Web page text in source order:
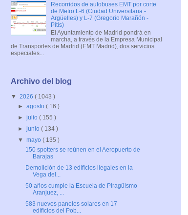
Recorridos de autobuses EMT por corte
de Metro L-6 (Ciudad Universitaria -
Argüelles) y L-7 (Gregorio Marañón -
Pitis)
El Ayuntamiento de Madrid pondrá en
marcha, a través de la Empresa Municipal
de Transportes de Madrid (EMT Madrid), dos servicios
especiales...
Archivo del blog
▼ 2026 ( 1043 )
►agosto( 16 )
►julio( 155 )
►junio( 134 )
▼mayo( 135 )
150 spotters se reúnen en el Aeropuerto de
Barajas
Demolición de 13 edificios ilegales en la
Vega del...
50 años cumple la Escuela de Piragüismo
Aranjuez, ...
583 nuevos paneles solares en 17
edificios del Pob...